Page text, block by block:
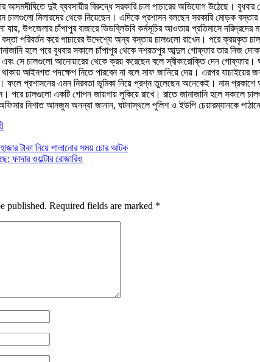
আদমদীঘিতে দুই ব্যবসায়ীর বিরুদ্ধে সরকারি চাল পাচারের অভিযোগ উঠেছে।
চালগুলো মিলারদের থেকে নিয়েছেন। এদিকে প্রশাসন বলছেন সরকারি মোড়ক
উপজেলার চাঁপাপুর বাজারে ভিডব্লিউবি কর্মসূচির আওতায় প্রতিমাসে
পরিবর্তন করে পাচারের উদ্দেশ্যে অন্য বস্তায় চালগুলো রাখেন। পরে ক্রয়কৃত
হলে পরে বুধবার সকালে চাঁপাপুর থেকে নশরতপুর আব্দুল গোফ্ফার তার নিজ
এবং সে চালগুলো আনোয়ারের থেকে ক্রয় করেছেন বলে স্বীকারোক্তি দেন
থাকায় আইনগত পদক্ষেপ নিতে পারবেন না বলে সাফ জানিয়ে দেয়। এরপর
ফলে প্রশাসনের এমন নিরবতা ভূমিকা নিয়ে প্রশ্ন তুলেছেন অনেকেই। নাম
পরে চালগুলো একটি গোপন জায়গায় লুকিয়ে রাখে। রাতে জানাজানি হলে সকালে
নিশাত আনজুম অনন্যা জানান, ঘটনাস্থলে পুলিশ ও ইউপি চেয়ারম্যানকে
টাকা নিয়ে পালানোর সময় চোর আটক
ফাদার ওয়াল্টার রোজারিও
published. Required fields are marked *